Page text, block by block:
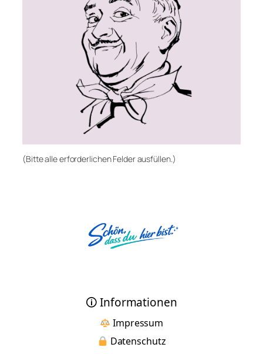
(Bitte alle erforderlichen Felder ausfüllen.)
🛈 Informationen
Impressum
Datenschutz